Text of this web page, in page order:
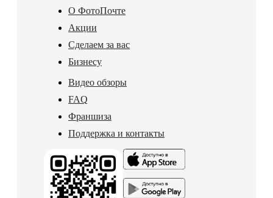
О ФотоПочте
Акции
Сделаем за вас
Бизнесу
Видео обзоры
FAQ
Франшиза
Поддержка и контакты